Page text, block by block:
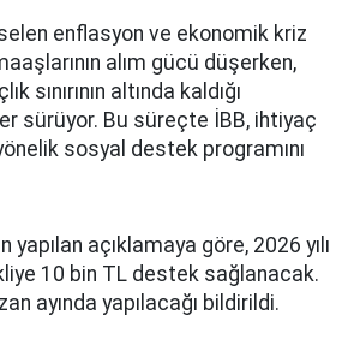
enflasyon ve ekonomik kriz
alım gücü düşerken,
sınırının altında kaldığı
sürüyor. Bu süreçte İBB, ihtiyaç
sosyal destek programını
yapılan açıklamaya göre, 2026 yılı
10 bin TL destek sağlanacak.
ayında yapılacağı bildirildi.